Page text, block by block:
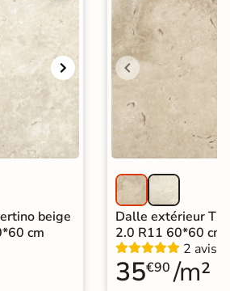
beige
cm
Dalle extérieur
2.0 R11 60*60 cm
2 avis
35€90 /m²